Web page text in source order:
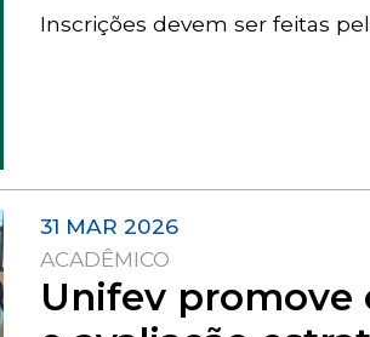
Inscrições devem ser feitas
31 MAR 2026
ACADÊMICO
Unifev promove